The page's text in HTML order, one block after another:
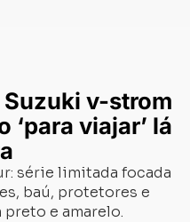
Suzuki v-strom
‘para viajar’ lá
série limitada focada
baú, protetores e
e amarelo.